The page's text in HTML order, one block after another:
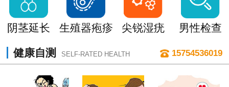
阴茎延长 生殖器疱疹 尖锐湿疣 男性检查
健康自测 SELF-RATED HEALTH 15754536019